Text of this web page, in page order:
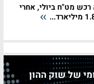
מט"ח ביולי, אחרי
של שוק ההון